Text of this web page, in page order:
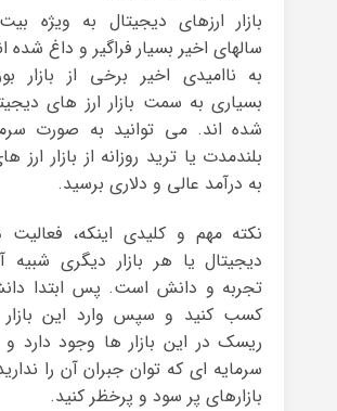
بازار ارزهای دیجیتال به ویژه
سالهای اخیر بسیار فراگیر و داغ شده
به ناامیدی اخیر برخی از بازار
بسیاری به سمت بازار ارز های
شده اند. می توانید به صورت
بلندمدت یا ترید روزانه از بازار ارز
به درآمد عالی و دلاری برسید.
نکته مهم و کلیدی اینکه، فعالیت
دیجیتال یا هر بازار دیگری شبیه
تجربه و دانش است. پس ابتدا
کسب کنید و سپس وارد این
ریسک در این بازار ها وجود دارد و
سرمایه ای که توان جبران آن را
بازارهای پر سود و پرخظر کنید.